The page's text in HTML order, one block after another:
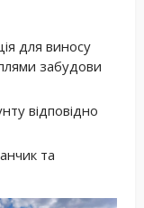
для виносу
забудови
відповідно
та